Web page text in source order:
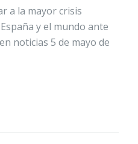
a la mayor crisis
y el mundo ante
noticias 5 de mayo de